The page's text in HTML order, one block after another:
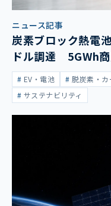
ニュース記事
炭素ブロック熱電
ドル調達 5GWh
大EV・電池
脱炭素・
サステナビリティ